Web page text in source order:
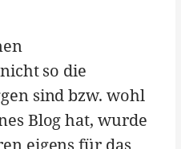
so die
sind bzw. wohl
Blog hat, wurde